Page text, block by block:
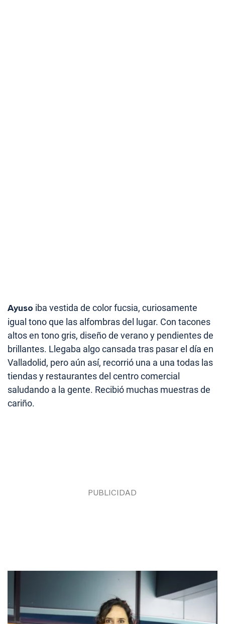
Ayuso iba vestida de color fucsia, curiosamente
igual tono que las alfombras del lugar. Con tacones
altos en tono gris, diseño de verano y pendientes de
brillantes. Llegaba algo cansada tras pasar el día en
Valladolid, pero aún así, recorrió una a una todas las
tiendas y restaurantes del centro comercial
saludando a la gente. Recibió muchas muestras de
cariño.